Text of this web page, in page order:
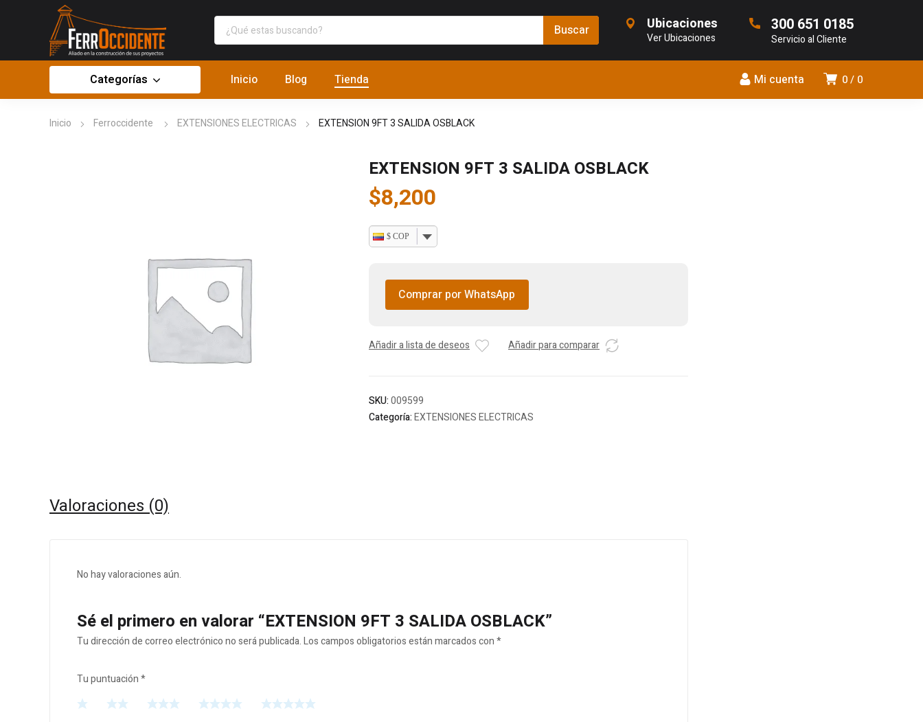
Ubicaciones
Ver Ubicaciones
300 651 0185
Servicio al Cliente
0 0
Mi cuenta
Categorías Inicio Blog Tienda
Inicio Ferroccidente EXTENSIONES ELECTRICAS EXTENSION 9FT 3 SALIDA OSBLACK
EXTENSION 9FT 3 SALIDA OSBLACK
$8,200
$ COP
Comprar por WhatsApp
Añadir a lista de deseos Añadir para comparar
SKU:009599
Categoría:EXTENSIONES ELECTRICAS
Valoraciones (0)
No hay valoraciones aún.
Sé el primero en valorar “EXTENSION 9FT 3 SALIDA OSBLACK”
Tu dirección de correo electrónico no será publicada.Los campos obligatorios están marcados con*
Tu puntuación*